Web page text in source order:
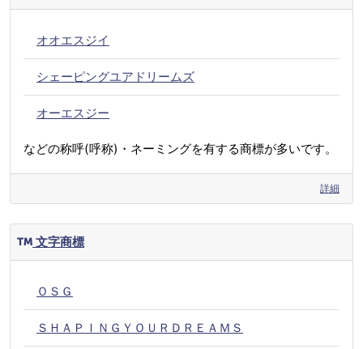
オオエスジイ
シェーピングユアドリームズ
オーエスジー
などの称呼(呼称)・ネーミングを有する商標が多いです。
詳細
文字商標
ＯＳＧ
ＳＨＡＰＩＮＧＹＯＵＲＤＲＥＡＭＳ